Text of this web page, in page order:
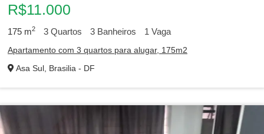
R$11.000
175 m2 3 Quartos 3 Banheiros 1 Vaga
Apartamento com 3 quartos para alugar, 175m2
Asa Sul, Brasilia - DF